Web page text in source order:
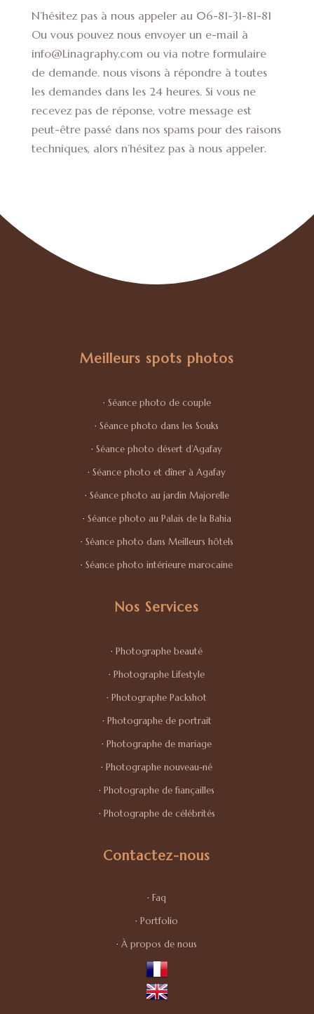
N’hésitez pas à nous appeler au 06-81-31-81-81
Ou vous pouvez nous envoyer un e-mail à
info@Linagraphy.com ou via notre formulaire
de demande. nous visons à répondre à toutes
les demandes dans les 24 heures. Si vous ne
recevez pas de réponse, votre message est
peut-être passé dans nos spams pour des raisons
techniques, alors n’hésitez pas à nous appeler.
Meilleurs spots photos
· Séance photo de couple
·Séance photo dans les Souks
·Séance photo désert d’Agafay
·Séance photo et dîner à Agafay
· Séance photo au jardin Majorelle
· Séance photo au Palais de la Bahia
· Séance photo dans Meilleurs hôtels
·Séance photo intérieure marocaine
Nos Services
·Photographe beauté
·Photographe Lifestyle
·Photographe Packshot
· Photographe de portrait
·Photographe de mariage
·Photographe nouveau-né
·Photographe de fiançailles
· Photographe de célébrités
Contactez-nous
·Faq
·Portfolio
·À propos de nous